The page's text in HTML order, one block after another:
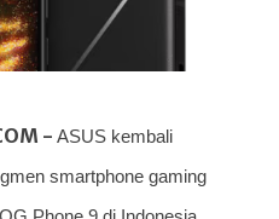
- ASUS kembali
smartphone gaming